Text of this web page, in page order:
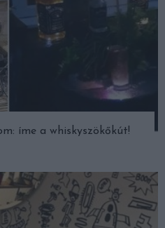
íme a whiskyszökőkút!